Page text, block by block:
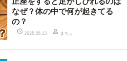
なぜ？体の中で何が起きてる
の？
2025.06.13 まちょ